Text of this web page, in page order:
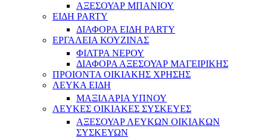
ΑΞΕΣΟΥΑΡ ΜΠΑΝΙΟΥ
ΕΙΔΗ PARTY
ΔΙΑΦΟΡΑ ΕΙΔΗ PARTY
ΕΡΓΑΛΕΙΑ ΚΟΥΖΙΝΑΣ
ΦΙΛΤΡΑ ΝΕΡΟΥ
ΔΙΑΦΟΡΑ ΑΞΕΣΟΥΑΡ ΜΑΓΕΙΡΙΚΗΣ
ΠΡΟΙΟΝΤΑ ΟΙΚΙΑΚΗΣ ΧΡΗΣΗΣ
ΛΕΥΚΑ ΕΙΔΗ
ΜΑΞΙΛΑΡΙΑ ΥΠΝΟΥ
ΛΕΥΚΕΣ ΟΙΚΙΑΚΕΣ ΣΥΣΚΕΥΕΣ
ΑΞΕΣΟΥΑΡ ΛΕΥΚΩΝ ΟΙΚΙΑΚΩΝ
ΣΥΣΚΕΥΩΝ